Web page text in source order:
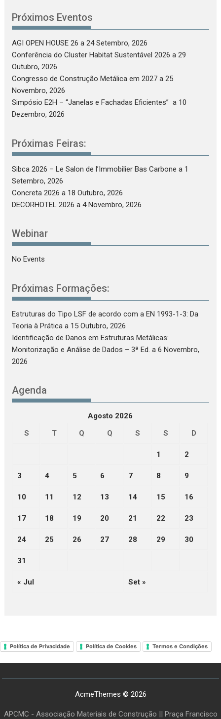
Próximos Eventos
AGI OPEN HOUSE 26 a 24 Setembro, 2026
Conferência do Cluster Habitat Sustentável 2026 a 29
Outubro, 2026
Congresso de Construção Metálica em 2027 a 25
Novembro, 2026
Simpósio E2H – “Janelas e Fachadas Eficientes” a 10
Dezembro, 2026
Próximas Feiras:
Sibca 2026 – Le Salon de l’Immobilier Bas Carbone a 1
Setembro, 2026
Concreta 2026 a 18 Outubro, 2026
DECORHOTEL 2026 a 4 Novembro, 2026
Webinar
No Events
Próximas Formações:
Estruturas do Tipo LSF de acordo com a EN 1993-1-3: Da
Teoria à Prática a 15 Outubro, 2026
Identificação de Danos em Estruturas Metálicas:
Monitorização e Análise de Dados – 3ª Ed. a 6 Novembro,
2026
Agenda
Agosto 2026
S
T Q Q S S D
1 2
3 4 5 6 7 8 9
10 11 12 13 14 15 16
17 18 19 20 21 22 23
24 25 26 27 28 29 30
31
« Jul Set »
Política de Privacidade Política de Cookies Termos e Condições
AcmeThemes © 2026
APCMC - Associação Materiais de Construção || Praça Francisco